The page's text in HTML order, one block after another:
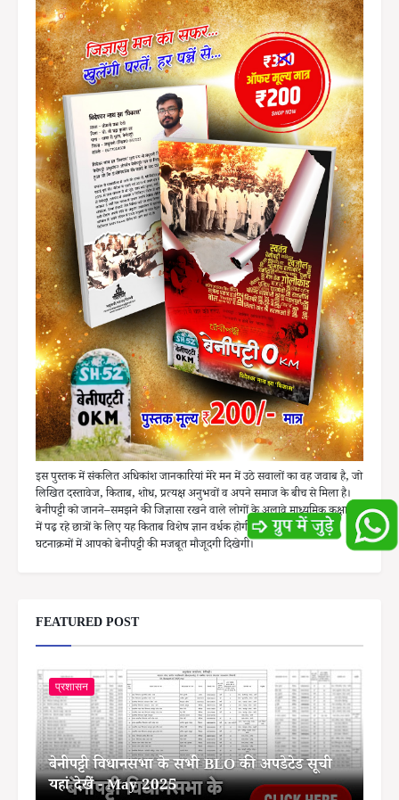
इस पुस्तक में संकलित अधिकांश जानकारियां मेरे मन में उठे सवालों का वह जवाब है, जो
लिखित दस्तावेज, किताब, शोध, प्रत्यक्ष अनुभवों व अपने समाज के बीच से मिला है।
बेनीपट्टी को जानने–समझने की जिज्ञासा रखने वाले लोगों के अलावे माध्यमिक कक्षाओं
में पढ़ रहे छात्रों के लिए यह किताब विशेष ज्ञान वर्धक होगी। अधिकांश ऐतिहासिक
घटनाक्रमों में आपको बेनीपट्टी की मजबूत मौजूदगी दिखेगी।
FEATURED POST
प्रशासन
बेनीपट्टी विधानसभा के सभी BLO की अपडेटेड सूची
यहां देखें - May 2025